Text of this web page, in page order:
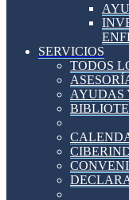
SERVICIOS
TODOS
AYUDAS